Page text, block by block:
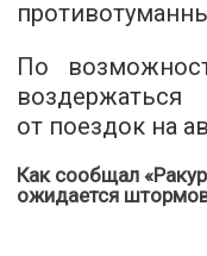
По
от поездок на
Как сообщал
ожидается